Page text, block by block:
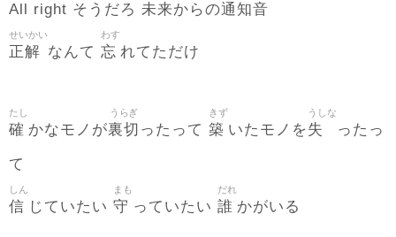
All right そうだろ 未来からの通知音
正解
せいかい
なんて 忘
わす
れてただけ
確
たし
かなモノが裏切
うらぎ
ったって 築
きず
いたモノを失
うしな
ったっ
て
信
しん
じていたい 守
まも
っていたい 誰
だれ
かがいる